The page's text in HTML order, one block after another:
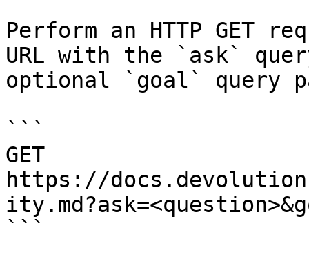
Perform an HTTP GET
URL with the `ask`
optional `goal` query
```
GET
https://
```